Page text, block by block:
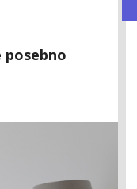
posebno